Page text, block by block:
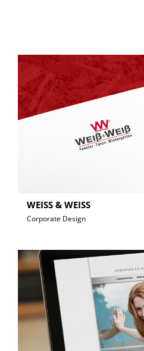
WEISS & WEISS
Corporate Design